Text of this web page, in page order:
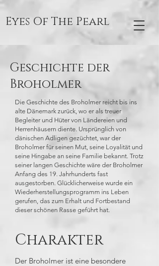
Eyes Of The Pearl
Geschichte der
Broholmer
Die Geschichte des Broholmer reicht bis ins
alte Dänemark zurück, wo er als treuer
Begleiter und Hüter von Ländereien und
Herrenhäusern diente. Ursprünglich von
dänischen Adligen gezüchtet, war der
Broholmer für seinen Mut, seine Loyalität und
seine Hingabe an seine Familie bekannt. Trotz
seiner langen Geschichte wäre der Broholmer
Anfang des 19. Jahrhunderts fast
ausgestorben. Glücklicherweise wurde ein
Wiederherstellungsprogramm ins Leben
gerufen, das zum Erhalt und Fortbestand
dieser schönen Rasse geführt hat.
Charakter
Der Broholmer ist eine besondere